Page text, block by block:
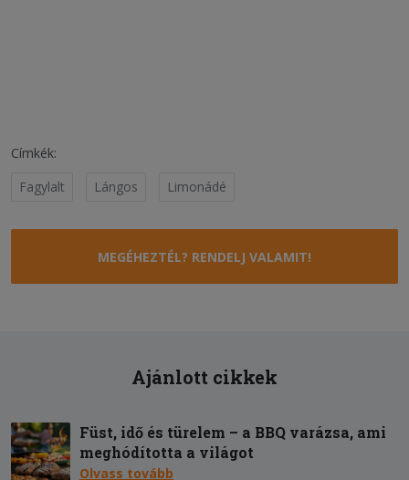
Címkék:
Fagylalt
Lángos Limonádé
MEGÉHEZTÉL? RENDELJ VALAMIT!
Ajánlott cikkek
Füst, idő és türelem – a BBQ varázsa, ami
meghódította a világot
Olvass tovább